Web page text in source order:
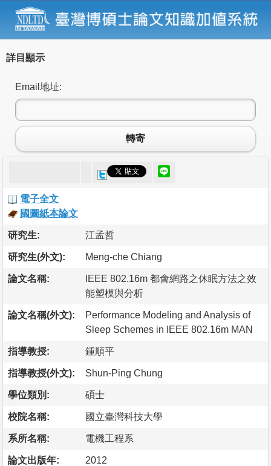
詳目顯示
Email地址:
轉寄
電子全文
國圖紙本論文
研究生: 江孟哲
研究生(外文): Meng-che Chiang
論文名稱:
IEEE 802.16m 都會網路之休眠方法之效
能塑模與分析
論文名稱(外文):
Performance Modeling and Analysis of
Sleep Schemes in IEEE 802.16m MAN
指導教授: 鍾順平
指導教授(外文): Shun-Ping Chung
學位類別: 碩士
校院名稱: 國立臺灣科技大學
系所名稱: 電機工程系
論文出版年: 2012